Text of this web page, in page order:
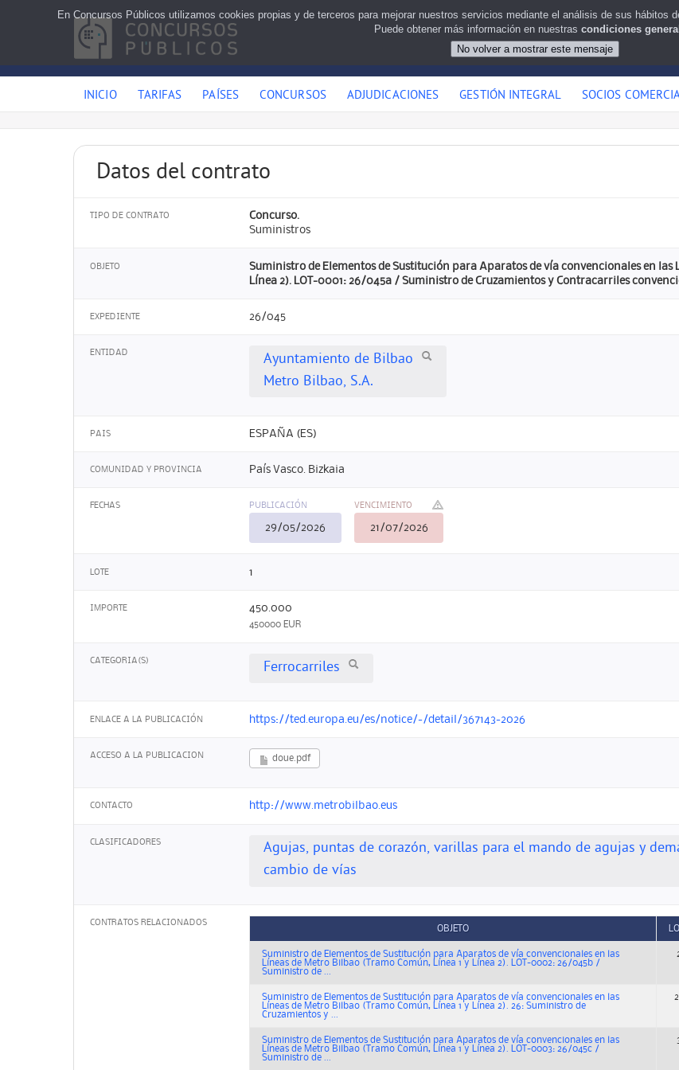
INICIO TARIFAS PAÍSES CONCURSOS ADJUDICACIONES GESTIÓN INTEGRAL SOCIOS
Datos del contrato
TIPO DE CONTRATO
Concurso.
Suministros
OBJETO
Suministro de Elementos de Sustitución para Aparatos de vía convencionales en las
Línea 2). LOT-0001: 26/045a / Suministro de Cruzamientos y Contracarriles
EXPEDIENTE 26/045
ENTIDAD
Ayuntamiento de Bilbao
Metro Bilbao, S.A.
PAIS ESPAÑA (ES)
COMUNIDAD Y PROVINCIA País Vasco. Bizkaia
FECHAS PUBLICACIÓN
29/05/2026
VENCIMIENTO
21/07/2026
LOTE 1
IMPORTE 450.000
450000 EUR
CATEGORIA(S) Ferrocarriles
ENLACE A LA PUBLICACIÓN https://ted.europa.eu/es/notice/-/detail/367143-2026
ACCESO A LA PUBLICACION doue.pdf
CONTACTO http://www.metrobilbao.eus
CLASIFICADORES
Agujas, puntas de corazón, varillas para el mando de agujas y
cambio de vías
CONTRATOS RELACIONADOS
OBJETO
Suministro de Elementos de Sustitución para Aparatos de vía convencionales en las
Líneas de Metro Bilbao (Tramo Común, Línea 1 y Línea 2). LOT-0002: 26/045b /
Suministro de ...
Suministro de Elementos de Sustitución para Aparatos de vía convencionales en las
Líneas de Metro Bilbao (Tramo Común, Línea 1 y Línea 2). 26: Suministro de
Cruzamientos y ...
Suministro de Elementos de Sustitución para Aparatos de vía convencionales en las
Líneas de Metro Bilbao (Tramo Común, Línea 1 y Línea 2). LOT-0003: 26/045c /
Suministro de ...
En Concursos Públicos utilizamos cookies propias y de terceros para mejorar nuestros servicios mediante el análisis de sus hábitos
Puede obtener más información en nuestras condiciones